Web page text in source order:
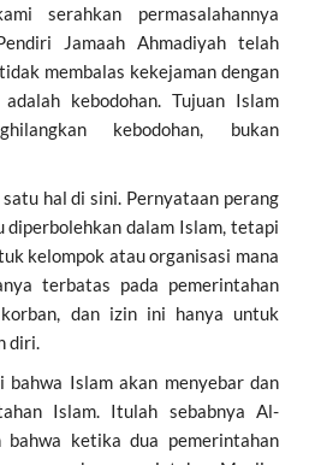
serahkan permasalahannya
Jamaah Ahmadiyah telah
membalas kekejaman dengan
kebodohan. Tujuan Islam
kebodohan, bukan
hal di sini. Pernyataan perang
dalam Islam, tetapi
kelompok atau organisasi mana
terbatas pada pemerintahan
dan izin ini hanya untuk
diri.
bahwa Islam akan menyebar dan
Islam. Itulah sebabnya Al-
bahwa ketika dua pemerintahan